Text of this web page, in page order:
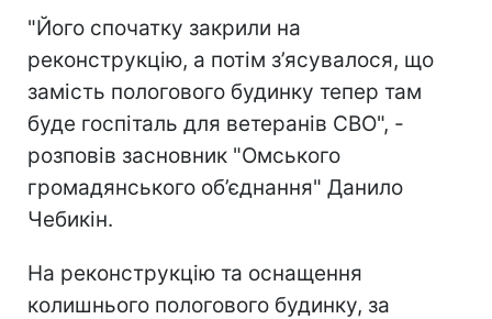
"Його спочатку закрили на
реконструкцію, а потім з’ясувалося, що
замість пологового будинку тепер там
буде госпіталь для ветеранів СВО", -
розповів засновник "Омського
громадянського об’єднання" Данило
Чебикін.
На реконструкцію та оснащення
колишнього пологового будинку, за